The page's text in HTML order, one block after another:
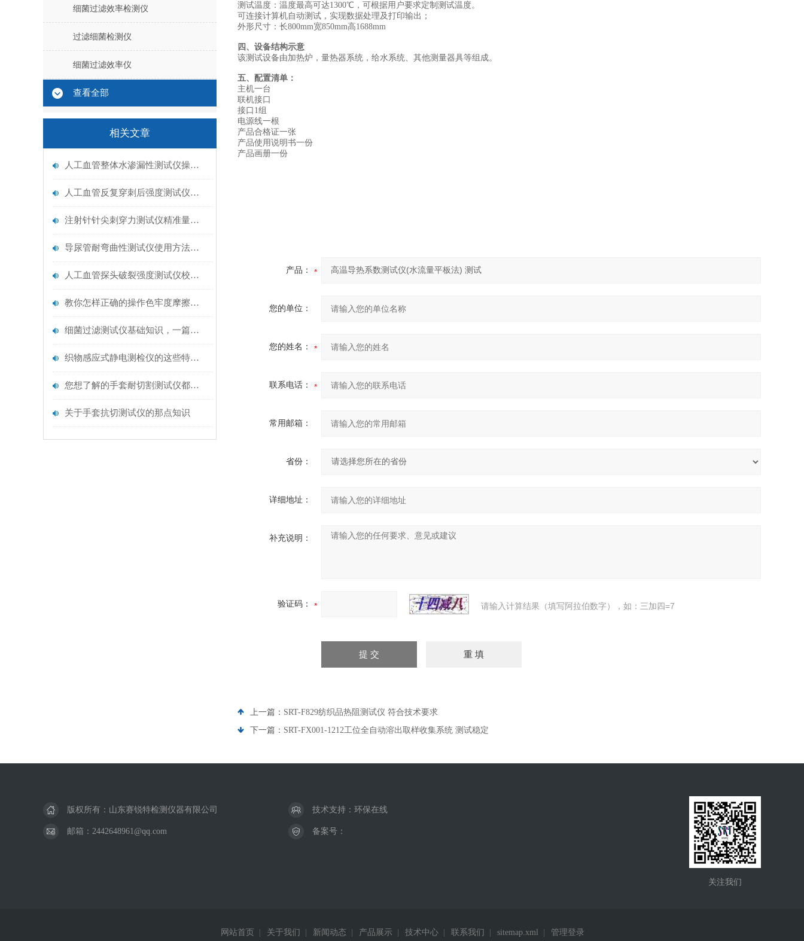
细菌过滤效率检测仪
过滤细菌检测仪
细菌过滤效率仪
查看全部
相关文章
人工血管整体水渗漏性测试仪操作中最容易出错的步骤
人工血管反复穿刺后强度测试仪是什么？透析患者的“生命管“质量靠它把关！
注射针针尖刺穿力测试仪精准量化针尖锋利度，构筑临床安全防线
导尿管耐弯曲性测试仪使用方法与操作规范
人工血管探头破裂强度测试仪校准规范：精准赋能医疗安全的技术基准
教你怎样正确的操作色牢度摩擦测试机
细菌过滤测试仪基础知识，一篇搞定
织物感应式静电测检仪的这些特点很少有人都知道
您想了解的手套耐切割测试仪都在这里了
关于手套抗切测试仪的那点知识
测试温度：温度最高可达1300℃，可根据用户要求定制测试温度。
可连接计算机自动测试，实现数据处理及打印输出；
外形尺寸：长800mm宽850mm高1688mm
四、设备结构示意
该测试设备由加热炉，量热器系统，给水系统、其他测量器具等组成。
五、配置清单：
主机一台
联机接口
接口1组
电源线一根
产品合格证一张
产品使用说明书一份
产品画册一份
产品：
您的单位：
您的姓名：
联系电话：
常用邮箱：
省份：
详细地址：
补充说明：
验证码： 请输入计算结果（填写阿拉伯数字），如：三加四=7
上一篇： SRT-F829纺织品热阻测试仪 符合技术要求
下一篇： SRT-FX001-1212工位全自动溶出取样收集系统 测试稳定
关注我们
版权所有：山东赛锐特检测仪器有限公司 技术支持： 环保在线
邮箱：2442648961@qq.com 备案号：
网站首页 关于我们 新闻动态 产品展示 技术中心 联系我们 sitemap.xml 管理登录